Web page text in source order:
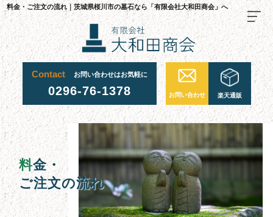
料金・ご注文の流れ｜茨城県桜川市の墓石なら「有限会社大和田商会」へ
Contact お問い合わせはお気軽に
0296-76-1378 お問い合わせ 楽天通販
料金・
ご注文の流れ
TOP
当社が選ばれる理由
施工事例
お墓について
お墓を建てる